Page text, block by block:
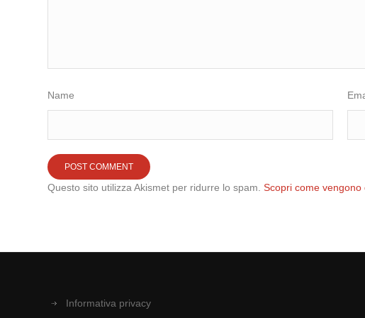
Name
Questo sito utilizza Akismet per ridurre lo spam.Scopri come
Informativa privacy